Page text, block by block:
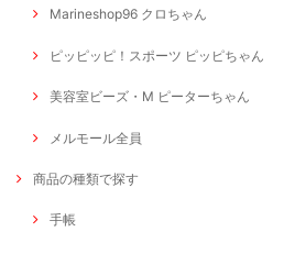
Marineshop96 クロちゃん
ピッピッピ！スポーツ ピッピちゃん
美容室ビーズ・M ピーターちゃん
メルモール全員
商品の種類で探す
手帳